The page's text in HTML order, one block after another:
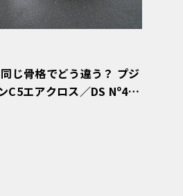
じ骨格でどう違う？ プジ
C5エアクロス／DS Nº4